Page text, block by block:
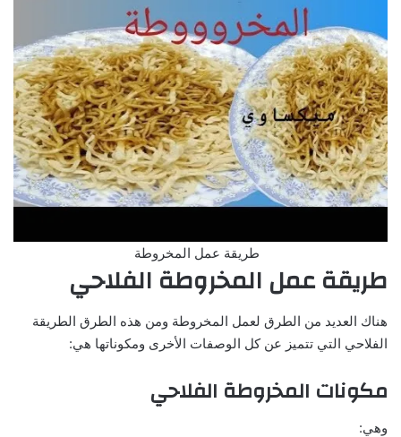
طريقة عمل المخروطة
طريقة عمل المخروطة الفلاحي
هناك العديد من الطرق لعمل المخروطة ومن هذه الطرق الطريقة
الفلاحي التي تتميز عن كل الوصفات الأخرى ومكوناتها هي:
مكونات المخروطة الفلاحي
وهي: